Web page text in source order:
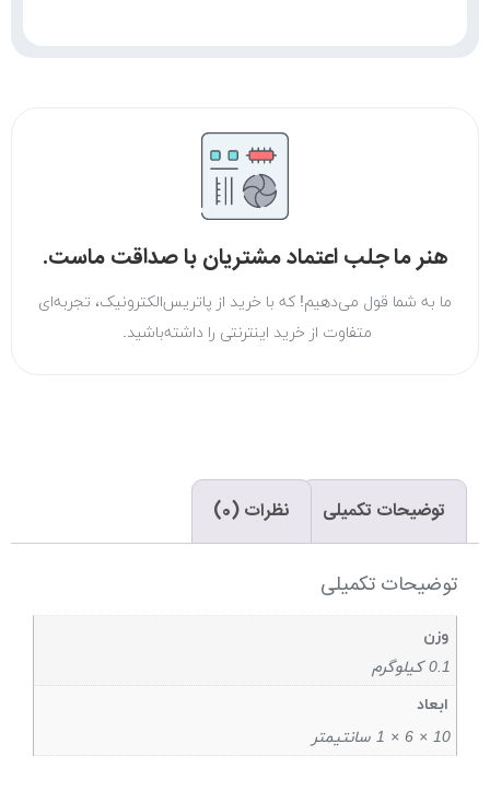
هنر ما جلب اعتماد مشتریان با صداقت ماست.
ما به شما قول می‌دهیم! که با خرید از پاتریس‌الکترونیک، تجربه‌ای
متفاوت از خرید اینترنتی را داشته‌باشید.
توضیحات تکمیلی نظرات (0)
توضیحات تکمیلی
وزن
0.1 کیلوگرم
ابعاد
10 × 6 × 1 سانتیمتر